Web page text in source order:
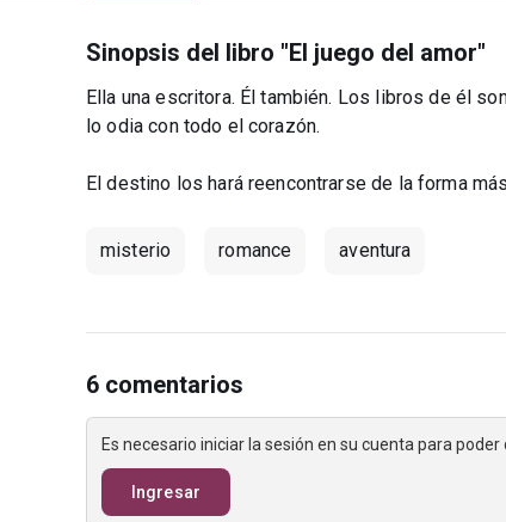
Sinopsis del libro "El juego del amor"
Ella una escritora. Él también. Los libros de él
lo odia con todo el corazón.
El destino los hará reencontrarse de la forma
misterio romance aventura
6 comentarios
Es necesario iniciar la sesión en su cuenta para
Ingresar